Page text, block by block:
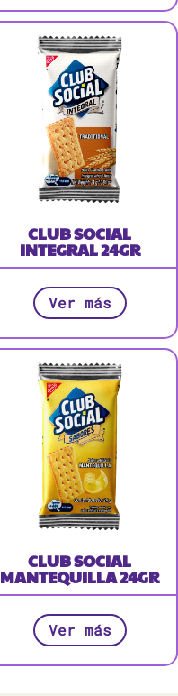
CLUB SOCIAL
INTEGRAL 24GR
Ver más
CLUB SOCIAL
MANTEQUILLA 24GR
Ver más